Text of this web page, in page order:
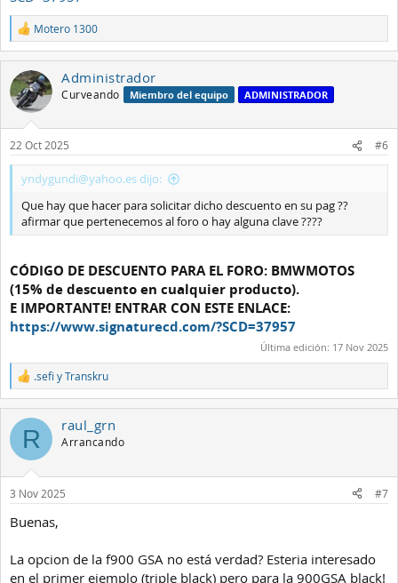
R
e
a
c
c
i
n
e
s
Motero 1300
Administrador
Curveando Miembro del equipo ADMINISTRADOR
22 Oct 2025 #6
yndygundi@yahoo.es dijo:
Que hay que hacer para solicitar dicho descuento en su pag ??
afirmar que pertenecemos al foro o hay alguna clave ????
CÓDIGO DE DESCUENTO PARA EL FORO: BMWMOTOS
(15% de descuento en cualquier producto).
E IMPORTANTE! ENTRAR CON ESTE ENLACE:
https://www.signaturecd.com/?SCD=37957
Última edición: 17 Nov 2025
R
e
a
c
i
n
e
:
.sefi yTranskru
R raul_grn
Arrancando
3 Nov 2025 #7
Buenas,
La opcion de la f900 GSA no está verdad? Esteria interesado
en el primer ejemplo (triple black) pero para la 900GSA black!